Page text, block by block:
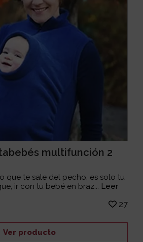
multifunción 2
que te sale del pecho, es solo tu
ir con tu bebé en braz... Leer
27
Ver producto